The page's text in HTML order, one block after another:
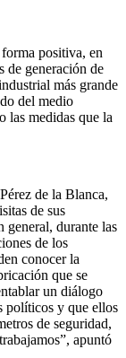
positiva, en
de generación de
más grande
del medio
las medidas que la
de la Blanca,
de sus
general, durante las
de los
conocer la
que se
un diálogo
políticos y que ellos
de seguridad,
apuntó